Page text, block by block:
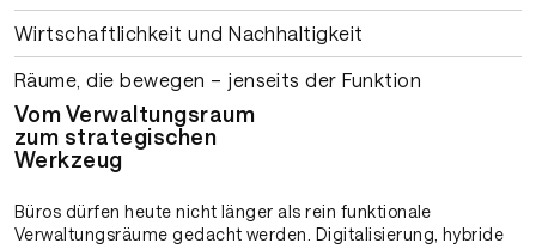
Wirtschaftlichkeit und Nachhaltigkeit
Räume, die bewegen – jenseits der Funktion
Vom Verwaltungsraum
zum strategischen
Werkzeug
Büros dürfen heute nicht länger als rein funktionale
Verwaltungsräume gedacht werden. Digitalisierung, hybride